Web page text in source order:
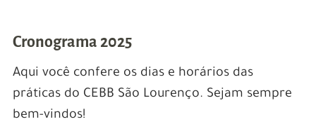
Cronograma 2025
Aqui você confere os dias e horários das
práticas do CEBB São Lourenço. Sejam sempre
bem-vindos!